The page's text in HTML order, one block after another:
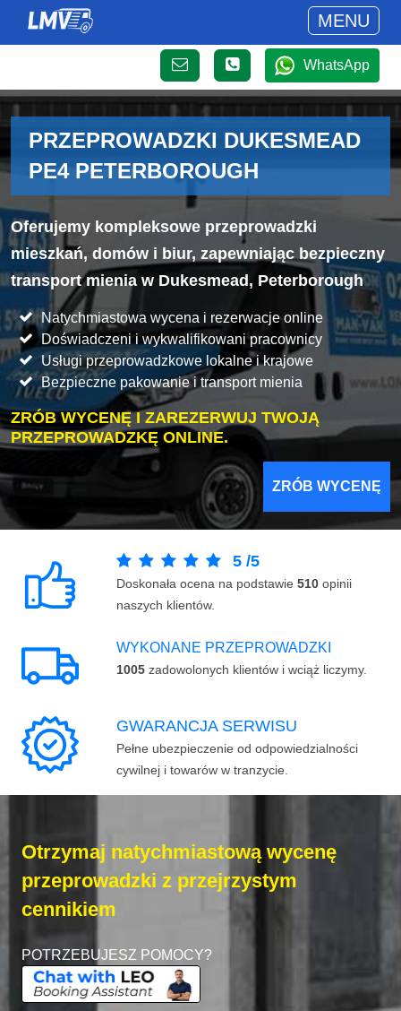
MENU
WhatsApp
PRZEPROWADZKI DUKESMEAD
PE4 PETERBOROUGH
Oferujemy kompleksowe przeprowadzki
mieszkań, domów i biur, zapewniając bezpieczny
transport mienia w Dukesmead, Peterborough
Natychmiastowa wycena i rezerwacje online
Doświadczeni i wykwalifikowani pracownicy
Usługi przeprowadzkowe lokalne i krajowe
Bezpieczne pakowanie i transport mienia
ZRÓB WYCENĘ I ZAREZERWUJ TWOJĄ
PRZEPROWADZKĘ ONLINE.
ZRÓB WYCENĘ
5 /5
Doskonała ocena na podstawie 510 opinii
naszych klientów.
WYKONANE PRZEPROWADZKI
1005 zadowolonych klientów i wciąż liczymy.
GWARANCJA SERWISU
Pełne ubezpieczenie od odpowiedzialności
cywilnej i towarów w tranzycie.
Otrzymaj natychmiastową wycenę
przeprowadzki z przejrzystym
cennikiem
POTRZEBUJESZ POMOCY?